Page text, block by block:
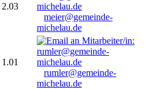
2.03
meier@gemeinde-
michelau.de
1.01
rumler@gemeinde-
michelau.de